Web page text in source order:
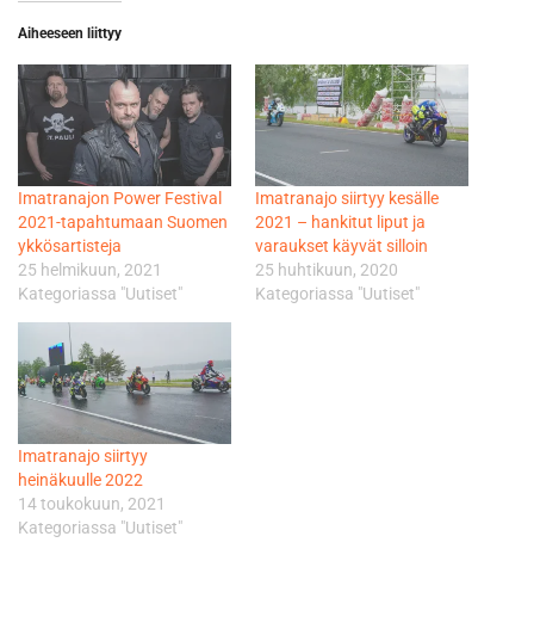
Aiheeseen liittyy
Imatranajon Power Festival
2021-tapahtumaan Suomen
ykkösartisteja
25 helmikuun, 2021
Kategoriassa "Uutiset"
Imatranajo siirtyy kesälle
2021 – hankitut liput ja
varaukset käyvät silloin
25 huhtikuun, 2020
Kategoriassa "Uutiset"
Imatranajo siirtyy
heinäkuulle 2022
14 toukokuun, 2021
Kategoriassa "Uutiset"